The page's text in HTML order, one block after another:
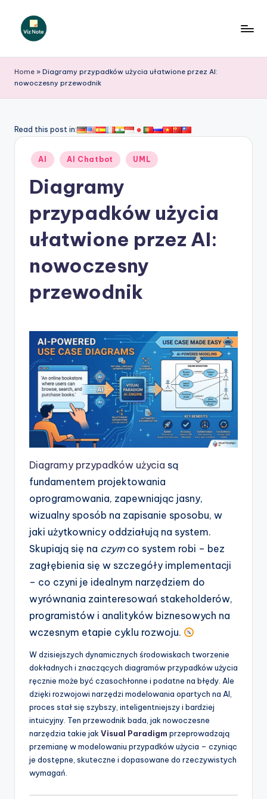
iz
N
t
A
si
&
w
d
Home » Diagramy przypadków użycia ułatwione przez AI:
nowoczesny przewodnik
Read this post in:
Posted
in
AI AI Chatbot UML
Diagramy
przypadków użycia
ułatwione przez AI:
nowoczesny
przewodnik
Diagramy przypadków użycia są
fundamentem projektowania
oprogramowania, zapewniając jasny,
wizualny sposób na zapisanie sposobu, w
jaki użytkownicy oddziałują na system.
Skupiają się na czymco system robi – bez
zagłębienia się w szczegóły implementacji
– co czyni je idealnym narzędziem do
wyrównania zainteresowań stakeholderów,
programistów i analityków biznesowych na
wczesnym etapie cyklu rozwoju.
W dzisiejszych dynamicznych środowiskach tworzenie
dokładnych i znaczących diagramów przypadków użycia
ręcznie może być czasochłonne i podatne na błędy. Ale
dzięki rozwojowi narzędzi modelowania opartych na AI,
proces stał się szybszy, inteligentniejszy i bardziej
intuicyjny. Ten przewodnik bada, jak nowoczesne
narzędzia takie jak Visual Paradigm przeprowadzają
przemianę w modelowaniu przypadków użycia – czyniąc
je dostępne, skuteczne i dopasowane do rzeczywistych
wymagań.